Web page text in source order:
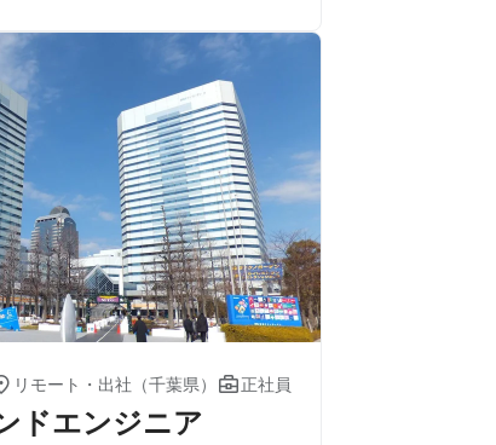
リモート・出社（千葉県） 正社員
ドエンジニア